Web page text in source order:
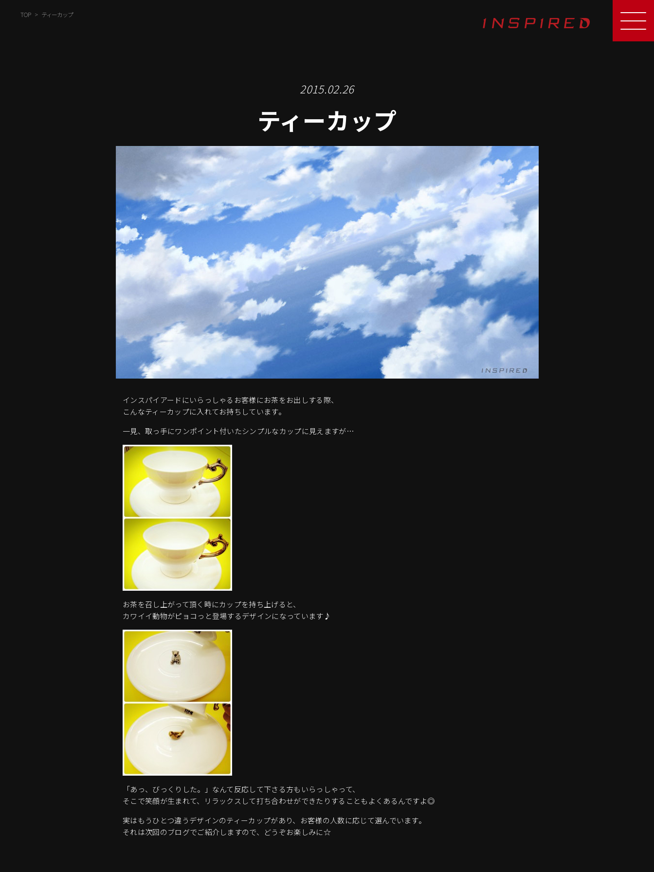
TOP ティーカップ
2015.02.26
ティーカップ
インスパイアードにいらっしゃるお客様にお茶をお出しする際、
こんなティーカップに入れてお持ちしています。
一見、取っ手にワンポイント付いたシンプルなカップに見えますが…
お茶を召し上がって頂く時にカップを持ち上げると、
カワイイ動物がピョコっと登場するデザインになっています♪
「あっ、びっくりした。」なんて反応して下さる方もいらっしゃって、
そこで笑顔が生まれて、リラックスして打ち合わせができたりすることもよくあるんですよ◎
実はもうひとつ違うデザインのティーカップがあり、お客様の人数に応じて選んでいます。
それは次回のブログでご紹介しますので、どうぞお楽しみに☆